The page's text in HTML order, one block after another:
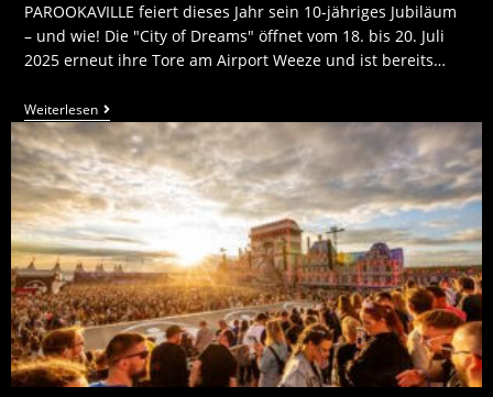
PAROOKAVILLE feiert dieses Jahr sein 10-jähriges Jubiläum
– und wie! Die "City of Dreams" öffnet vom 18. bis 20. Juli
2025 erneut ihre Tore am Airport Weeze und ist bereits…
Weiterlesen